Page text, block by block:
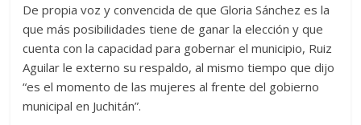
De propia voz y convencida de que Gloria Sánchez es la
que más posibilidades tiene de ganar la elección y que
cuenta con la capacidad para gobernar el municipio, Ruiz
Aguilar le externo su respaldo, al mismo tiempo que dijo
“es el momento de las mujeres al frente del gobierno
municipal en Juchitán”.